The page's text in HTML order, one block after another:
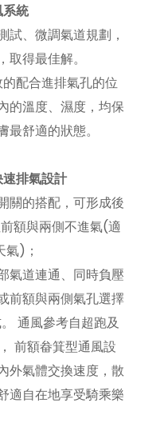
統
試、微調氣道規劃，
得最佳解。
配合進排氣孔的位
的溫度、濕度，均保
舒適的狀態。
排氣設計
關的搭配，可形成後
額與兩側不進氣(適
氣)；
氣道連通、同時負壓
前額與兩側氣孔選擇
通風參考自超跑及
前額畚箕型通風設
外氣體交換速度，散
適自在地享受騎乘樂